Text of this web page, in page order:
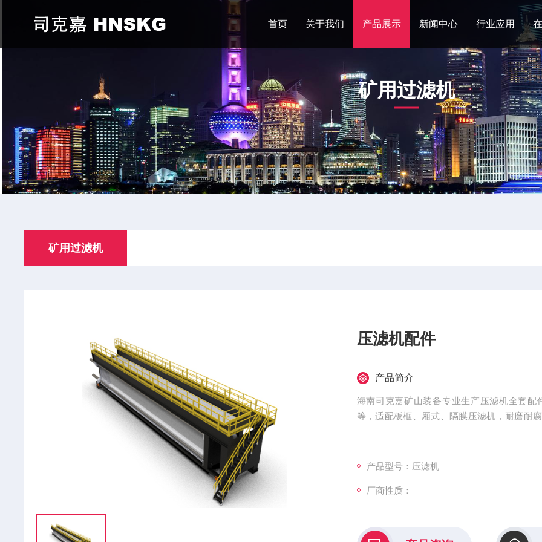
首页 关于我们 产品展示 新闻中心 行业应用
矿用过滤机
矿用过滤机
压滤机配件
产品简介
海南司克嘉矿山装备专业生产压滤机全套
等，适配板框、厢式、隔膜压滤机，耐磨耐
产品型号：压滤机
厂商性质：